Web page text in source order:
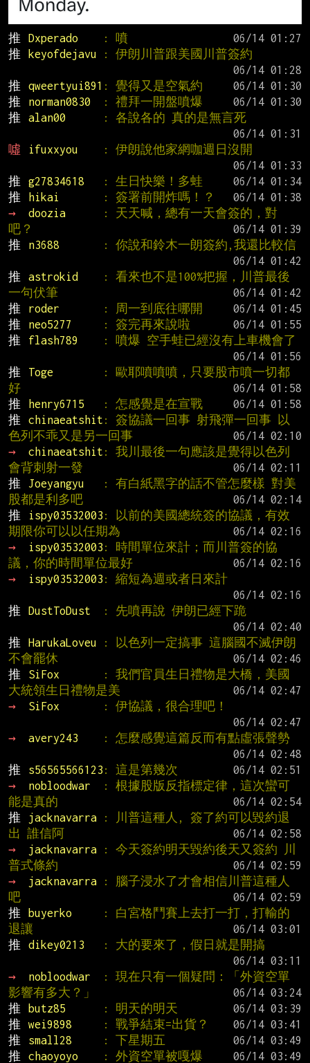
推 Dxperado : 噴
推
keyofdejavu
: 伊朗川普跟美國川普簽約
推
qweertyui891 : 覺得又是空氣約
推
norman0830 : 禮拜一開盤噴爆
推
alan00
: 各說各的 真的是無言死
噓
ifuxxyou
: 伊朗說他家網咖週日沒開
推
g27834618 : 生日快樂！多蛙
推
hikai : 簽署前開炸嗎！？
→
doozia
: 天天喊，總有一天會簽的，對
吧？
推
n3688
: 你說和鈴木一朗簽約,我還比較信
推
astrokid
: 看來也不是100%把握，川普最後
一句伏筆
推
roder : 周一到底往哪開
推
neo5277 : 簽完再來說啦
推
flash789
: 噴爆 空手蛙已經沒有上車機會了
推
Toge
: 歐耶噴噴噴，只要股市噴一切都
好
推
henry6715 : 怎感覺是在宣戰
推
chinaeatshit : 簽協議一回事 射飛彈一回事 以
色列不乖又是另一回事
→
chinaeatshit : 我川最後一句應該是覺得以色列
會背刺射一發
推
Joeyangyu
: 有白紙黑字的話不管怎麼樣 對美
股都是利多吧
推
ispy03532003 : 以前的美國總統簽的協議，有效
期限你可以以任期為
→
ispy03532003 : 時間單位來計；而川普簽的協
議，你的時間單位最好
→
ispy03532003 : 縮短為週或者日來計
推
DustToDust
: 先噴再說 伊朗已經下跪
推
HarukaLoveu
: 以色列一定搞事 這腦國不滅伊朗
不會罷休
推
SiFox
: 我們官員生日禮物是大橋，美國
大統領生日禮物是美
→
SiFox
: 伊協議，很合理吧！
→
avery243
: 怎麼感覺這篇反而有點虛張聲勢
推
s56565566123 : 這是第幾次
→
nobloodwar
: 根據股版反指標定律，這次蠻可
能是真的
推
jacknavarra
: 川普這種人, 簽了約可以毀約退
出 誰信阿
→
jacknavarra
: 今天簽約明天毀約後天又簽約 川
普式條約
→
jacknavarra
: 腦子浸水了才會相信川普這種人
吧
推
buyerko
: 白宮格鬥賽上去打一打，打輸的
退讓
推
dikey0213
: 大的要來了，假日就是開搞
→
nobloodwar
: 現在只有一個疑問：「外資空單
影響有多大？」
推
butz85 : 明天的明天
推
wei9898 : 戰爭結束=出貨？
推
small28 : 下星期五
推
chaoyoyo : 外資空單被嘎爆